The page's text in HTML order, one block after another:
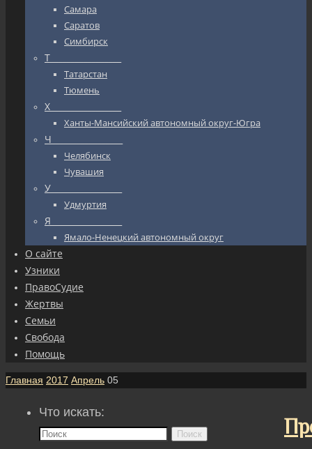
Самара
Саратов
Симбирск
Т_________________
Татарстан
Тюмень
Х_________________
Ханты-Мансийский автономный округ-Югра
Ч_________________
Челябинск
Чувашия
У_________________
Удмуртия
Я_________________
Ямало-Ненецкий автономный округ
О сайте
Узники
ПравоСудие
Жертвы
Семьи
Свобода
Помощь
Главная 2017 Апрель 05
Что искать:
Поиск